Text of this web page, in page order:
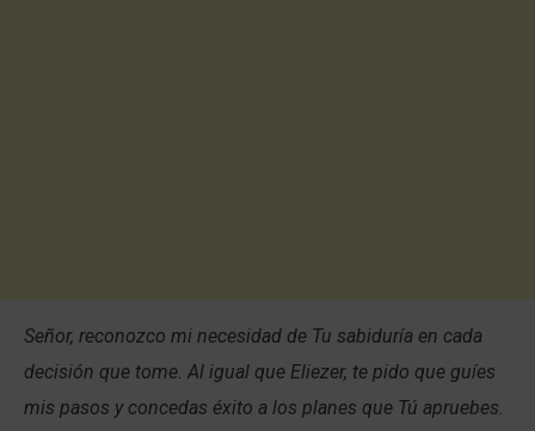
Señor, reconozco mi necesidad de Tu sabiduría en cada
decisión que tome. Al igual que Eliezer, te pido que guíes
mis pasos y concedas éxito a los planes que Tú apruebes.